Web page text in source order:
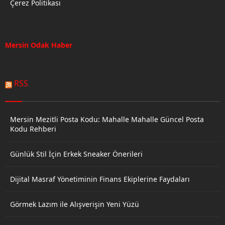
Çerez Politikası
Mersin Odak Haber
RSS
Mersin Mezitli Posta Kodu: Mahalle Mahalle Güncel Posta
Kodu Rehberi
Günlük Stil İçin Erkek Sneaker Önerileri
Dijital Masraf Yönetiminin Finans Ekiplerine Faydaları
Görmek Lazım ile Alışverişin Yeni Yüzü